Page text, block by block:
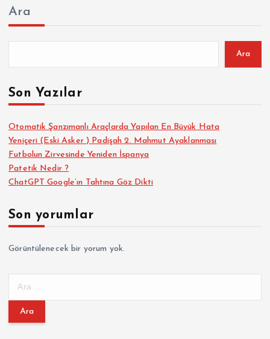
Ara
Ara
Son Yazılar
Otomatik Şanzımanlı Araçlarda Yapılan En Büyük Hata
Yeniçeri (Eski Asker ) Padişah 2. Mahmut Ayaklanması
Futbolun Zirvesinde Yeniden İspanya
Patetik Nedir ?
ChatGPT Google’ın Tahtına Göz Dikti
Son yorumlar
Görüntülenecek bir yorum yok.
m